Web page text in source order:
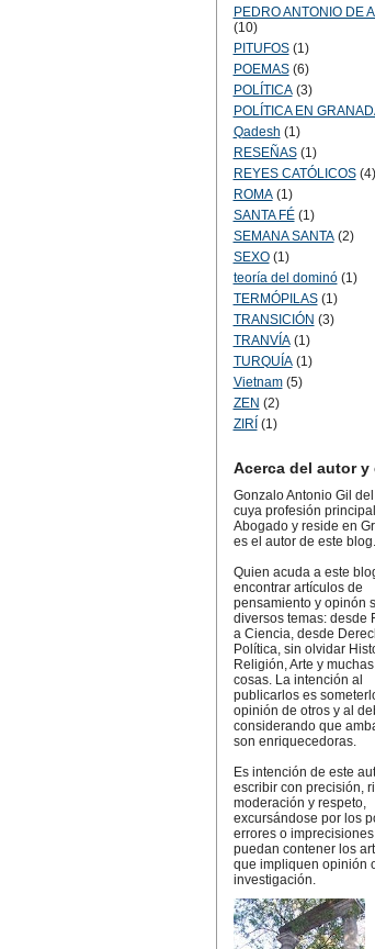
PEDRO ANTONIO DE
(10)
PITUFOS (1)
POEMAS (6)
POLÍTICA (3)
POLÍTICA EN
Qadesh (1)
RESEÑAS (1)
REYES CATÓLICOS (4)
ROMA (1)
SANTA FÉ (1)
SEMANA SANTA (2)
SEXO (1)
teoría del dominó (1)
TERMÓPILAS (1)
TRANSICIÓN (3)
TRANVÍA (1)
TURQUÍA (1)
Vietnam (5)
ZEN (2)
ZIRÍ (1)
Acerca del autor y
Gonzalo Antonio Gil
cuya profesión
Abogado y reside en
es el autor de este blog.
Quien acuda a este
encontrar artículos de
pensamiento y opinón
diversos temas: desde
a Ciencia, desde
Política, sin olvidar
Religión, Arte y
cosas. La intención al
publicarlos es
opinión de otros y al
considerando que
son enriquecedoras.
Es intención de este
escribir con precisión,
moderación y respeto,
excursándose por los
errores o
puedan contener los
que impliquen opinión
investigación.